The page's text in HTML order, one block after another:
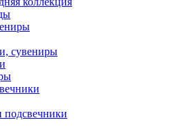
сувениры
подсвечники